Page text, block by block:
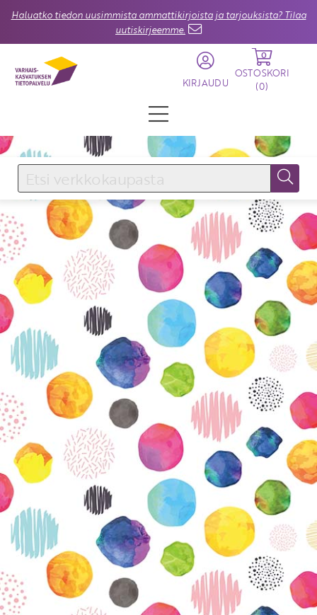
Haluatko tiedon uusimmista ammattikirjoista ja tarjouksista? Tilaa
uutiskirjeemme.
KIRJAUDU
0
OSTOSKORI
(0)
KIRJAUDU SISÄÄN
Käyttäjätunnus
Salasana
Unohtuiko salasana?
KIRJAUDU SISÄÄN
Etkö ole vielä Varhaiskasvatuksen Tietopalvelun
jäsen?
Liity tästä!